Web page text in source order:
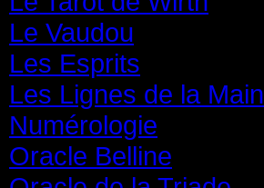
Le Vaudou
Les Esprits
Les Lignes de la Main
Numérologie
Oracle Belline